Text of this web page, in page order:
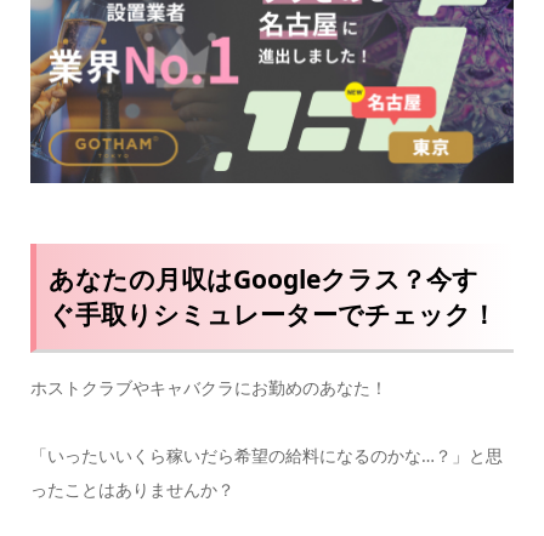
あなたの月収はGoogleクラス？今す
ぐ手取りシミュレーターでチェック！
ホストクラブやキャバクラにお勤めのあなた！
「いったいいくら稼いだら希望の給料になるのかな…？」と思
ったことはありませんか？